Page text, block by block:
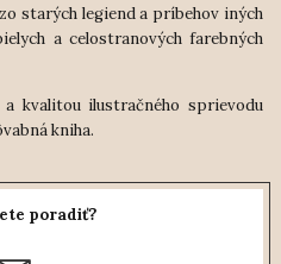
starých legiend a príbehov iných
a celostranových farebných
a kvalitou ilustračného sprievodu
kniha.
poradiť?